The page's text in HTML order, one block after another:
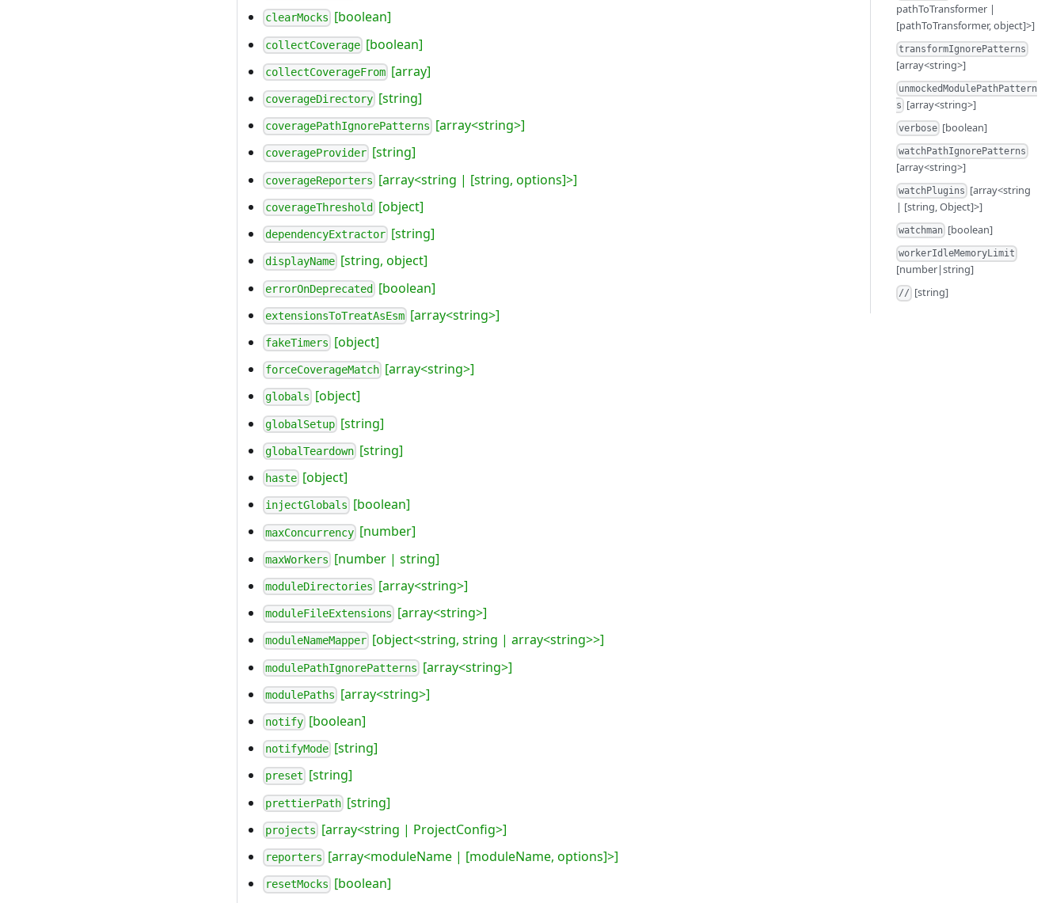
clearMocks [boolean]
collectCoverage [boolean]
collectCoverageFrom [array]
coverageDirectory [string]
coveragePathIgnorePatterns [array<string>]
coverageProvider [string]
coverageReporters [array<string | [string, options]>]
coverageThreshold [object]
dependencyExtractor [string]
displayName [string, object]
errorOnDeprecated [boolean]
extensionsToTreatAsEsm [array<string>]
fakeTimers [object]
forceCoverageMatch [array<string>]
globals [object]
globalSetup [string]
globalTeardown [string]
haste [object]
injectGlobals [boolean]
maxConcurrency [number]
maxWorkers [number | string]
moduleDirectories [array<string>]
moduleFileExtensions [array<string>]
moduleNameMapper [object<string, string | array<string>>]
modulePathIgnorePatterns [array<string>]
modulePaths [array<string>]
notify [boolean]
notifyMode [string]
preset [string]
prettierPath [string]
projects [array<string | ProjectConfig>]
reporters [array<moduleName | [moduleName, options]>]
resetMocks [boolean]
pathToTransformer |
[pathToTransformer, object]>]
transformIgnorePatterns
[array<string>]
unmockedModulePathPattern
s [array<string>]
verbose [boolean]
watchPathIgnorePatterns
[array<string>]
watchPlugins [array<string
| [string, Object]>]
watchman [boolean]
workerIdleMemoryLimit
[number|string]
// [string]